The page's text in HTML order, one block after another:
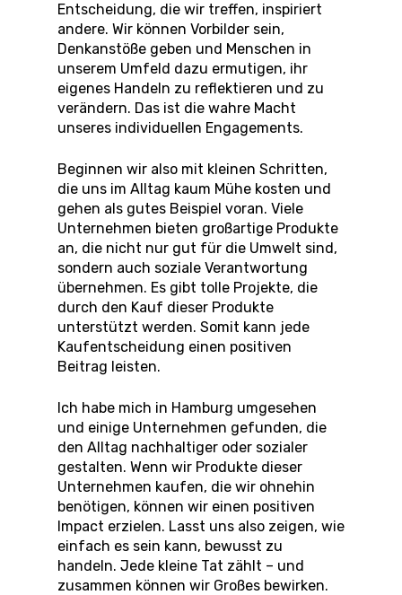
Entscheidung, die wir treffen, inspiriert
andere. Wir können Vorbilder sein,
Denkanstöße geben und Menschen in
unserem Umfeld dazu ermutigen, ihr
eigenes Handeln zu reflektieren und zu
verändern. Das ist die wahre Macht
unseres individuellen Engagements.
Beginnen wir also mit kleinen Schritten,
die uns im Alltag kaum Mühe kosten und
gehen als gutes Beispiel voran. Viele
Unternehmen bieten großartige Produkte
an, die nicht nur gut für die Umwelt sind,
sondern auch soziale Verantwortung
übernehmen. Es gibt tolle Projekte, die
durch den Kauf dieser Produkte
unterstützt werden. Somit kann jede
Kaufentscheidung einen positiven
Beitrag leisten.
Ich habe mich in Hamburg umgesehen
und einige Unternehmen gefunden, die
den Alltag nachhaltiger oder sozialer
gestalten. Wenn wir Produkte dieser
Unternehmen kaufen, die wir ohnehin
benötigen, können wir einen positiven
Impact erzielen. Lasst uns also zeigen, wie
einfach es sein kann, bewusst zu
handeln. Jede kleine Tat zählt – und
zusammen können wir Großes bewirken.